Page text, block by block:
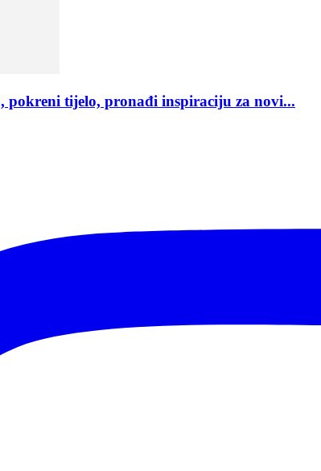
pokreni tijelo, pronađi inspiraciju za novi...